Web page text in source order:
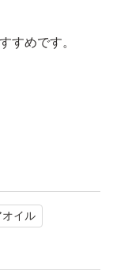
すめです。
入れお送りしま
等がある場合が
オイル